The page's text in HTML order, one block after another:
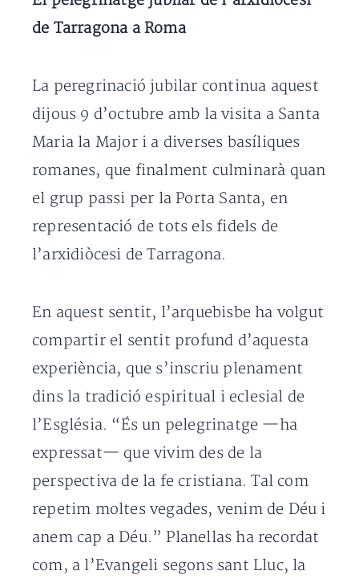
de Tarragona a Roma
La peregrinació jubilar continua aquest
dijous 9 d’octubre amb la visita a Santa
Maria la Major i a diverses basíliques
romanes, que finalment culminarà quan
el grup passi per la Porta Santa, en
representació de tots els fidels de
l’arxidiòcesi de Tarragona.
En aquest sentit, l’arquebisbe ha volgut
compartir el sentit profund d’aquesta
experiència, que s’inscriu plenament
dins la tradició espiritual i eclesial de
l’Església. “És un pelegrinatge —ha
expressat— que vivim des de la
perspectiva de la fe cristiana. Tal com
repetim moltes vegades, venim de Déu i
anem cap a Déu.” Planellas ha recordat
com, a l’Evangeli segons sant Lluc, la